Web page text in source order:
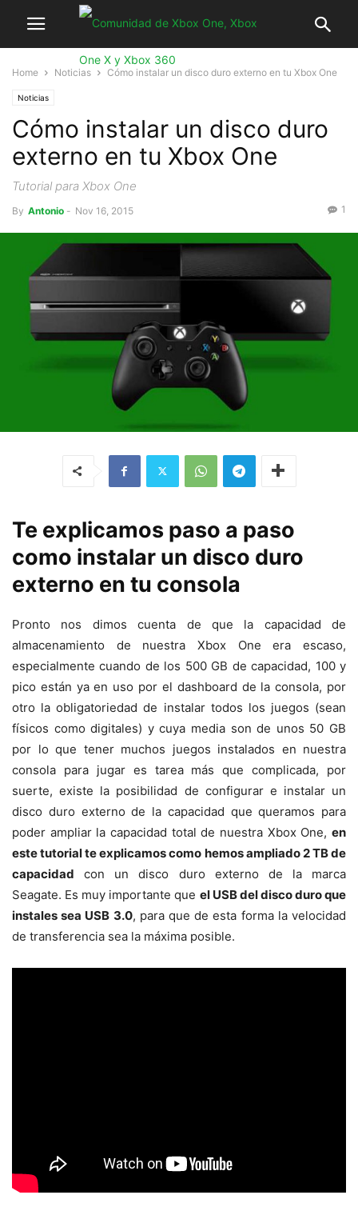
Home Noticias Cómo instalar un disco duro externo en tu Xbox One
Noticias
Cómo instalar un disco duro
externo en tu Xbox One
Tutorial para Xbox One
By Antonio - Nov 16, 2015 1
Te explicamos paso a paso
como instalar un disco duro
externo en tu consola
Pronto nos dimos cuenta de que la capacidad de
almacenamiento de nuestra Xbox One era escaso,
especialmente cuando de los 500 GB de capacidad, 100 y
pico están ya en uso por el dashboard de la consola, por
otro la obligatoriedad de instalar todos los juegos (sean
físicos como digitales) y cuya media son de unos 50 GB
por lo que tener muchos juegos instalados en nuestra
consola para jugar es tarea más que complicada, por
suerte, existe la posibilidad de configurar e instalar un
disco duro externo de la capacidad que queramos para
poder ampliar la capacidad total de nuestra Xbox One, en
este tutorial te explicamos como hemos ampliado 2 TB de
capacidad con un disco duro externo de la marca
Seagate. Es muy importante que el USB del disco duro que
instales sea USB 3.0, para que de esta forma la velocidad
de transferencia sea la máxima posible.